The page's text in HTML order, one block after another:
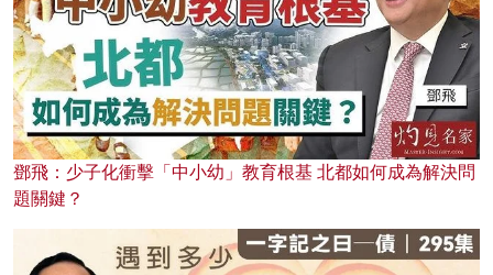
鄧飛：少子化衝擊「中小幼」教育根基 北都如何成為解決問
題關鍵？